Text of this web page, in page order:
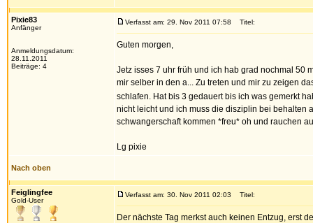
Pixie83
Anfänger
Anmeldungsdatum:
28.11.2011
Beiträge: 4
Verfasst am: 29. Nov 2011 07:58 Titel:
Guten morgen,
Jetz isses 7 uhr früh und ich hab grad nochmal 50
mir selber in den a... Zu treten und mir zu zeigen
schlafen. Hat bis 3 gedauert bis ich was gemerkt
nicht leicht und ich muss die disziplin bei behalten
schwangerschaft kommen *freu* oh und rauchen
Lg pixie
Nach oben
Feiglingfee
Gold-User
Verfasst am: 30. Nov 2011 02:03 Titel:
Der nächste Tag merkst auch keinen Entzug, erst